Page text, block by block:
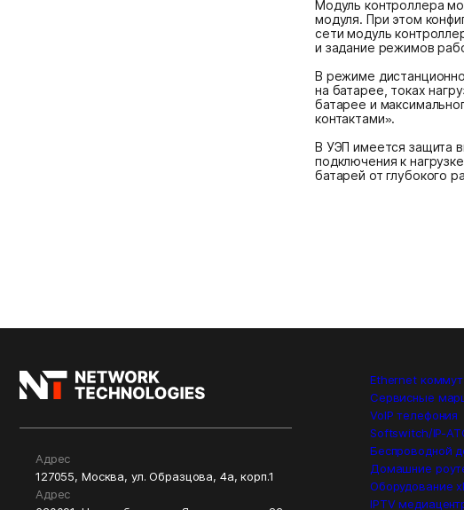
Модуль контроллера
модуля. При этом
сети модуль
и задание режимов
В режиме
на батарее, токах
батарее и
контактами».
В УЭП имеется защита
подключения к
батарей от глубокого
Адрес
127055, Москва, ул. Образцова, 4а, корп.1
Адрес
Ethernet
Сервисные
VoIP телефония
Softswitch/IP-
Беспроводной
Домашние
Оборудование
IPTV